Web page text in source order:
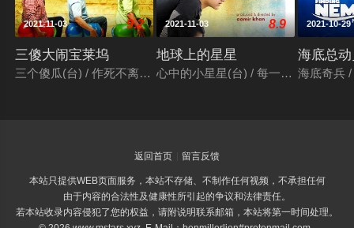
2021-11-03 9.2
三傻大闹宝莱坞
三个傻瓜(台) / 作死不离3兄弟(港) / 三个白痴 / 三个傻蛋 / 三个呆
2021-11-03 8.9
地球上的星星
心中的小星星(台) / 每一个孩子都是特
2021-10-29
海底总
海底奇兵
返回首页 留言反馈
本站只提供WEB页面服务，本站不存储、不制作任何视频，不承担任何
由于内容的合法性及健康性所引起的争议和法律责任。
若本站收录内容侵犯了您的权益，请附说明联系邮箱，本站将第一时间处理。